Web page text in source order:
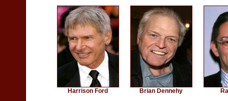
Harrison Ford Brian Dennehy